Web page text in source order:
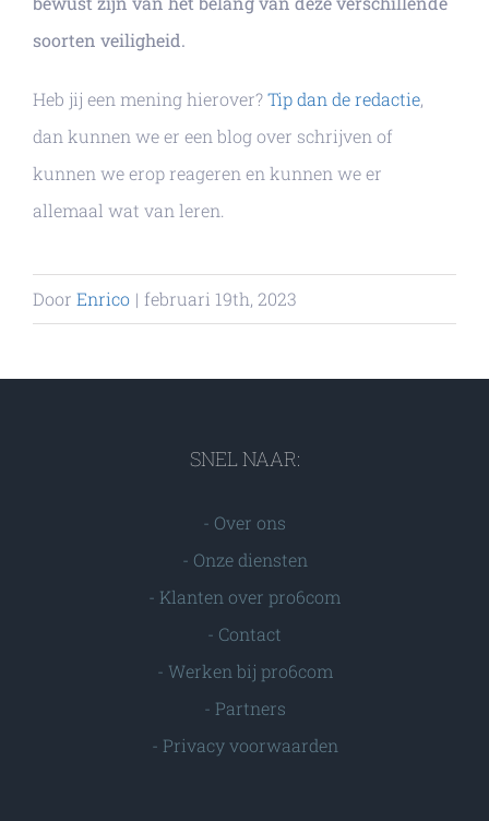
soorten veiligheid.
Heb jij een mening hierover?Tip dan de redactie,
dan kunnen we er een blog over schrijven of
kunnen we erop reageren en kunnen we er
allemaal wat van leren.
Door Enrico | februari 19th, 2023
SNEL NAAR:
- Over ons
- Onze diensten
- Klanten over pro6com
- Contact
- Werken bij pro6com
- Partners
- Privacy voorwaarden